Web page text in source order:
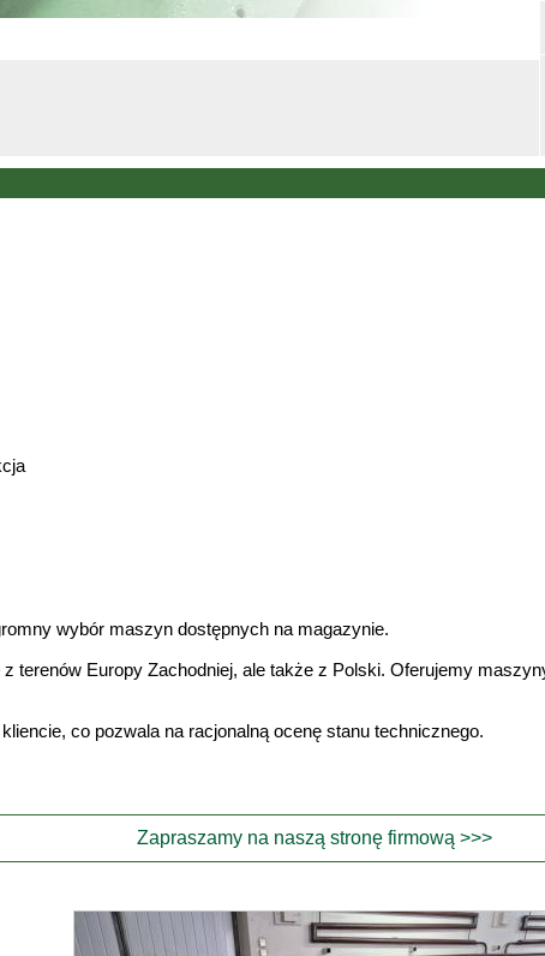
wybór maszyn dostępnych na magazynie.
terenów Europy Zachodniej, ale także z Polski. Oferujemy
co pozwala na racjonalną ocenę stanu technicznego.
Zapraszamy na naszą stronę firmową >>>